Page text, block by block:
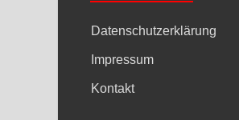
Datenschutzerklärung
Impressum
Kontakt